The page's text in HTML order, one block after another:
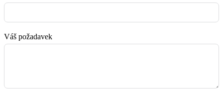
Váš požadavek